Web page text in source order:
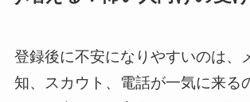
登録後に不安になりやすいのは、
知、スカウト、電話が一気に来る